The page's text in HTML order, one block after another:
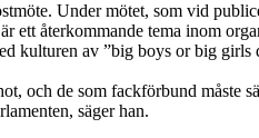
Under mötet, som vid
ett återkommande tema inom
kulturen av ”big boys or big
och de som fackförbund måste
säger han.